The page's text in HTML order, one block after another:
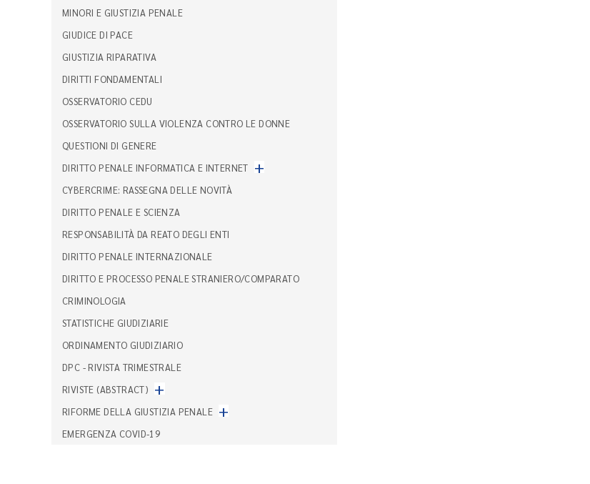
MINORI E GIUSTIZIA PENALE
GIUDICE DI PACE
GIUSTIZIA RIPARATIVA
DIRITTI FONDAMENTALI
OSSERVATORIO CEDU
OSSERVATORIO SULLA VIOLENZA CONTRO LE DONNE
QUESTIONI DI GENERE
DIRITTO PENALE INFORMATICA E INTERNET +
CYBERCRIME: RASSEGNA DELLE NOVITÀ
DIRITTO PENALE E SCIENZA
RESPONSABILITÀ DA REATO DEGLI ENTI
DIRITTO PENALE INTERNAZIONALE
DIRITTO E PROCESSO PENALE STRANIERO/COMPARATO
CRIMINOLOGIA
STATISTICHE GIUDIZIARIE
ORDINAMENTO GIUDIZIARIO
DPC - RIVISTA TRIMESTRALE
RIVISTE (ABSTRACT) +
RIFORME DELLA GIUSTIZIA PENALE +
EMERGENZA COVID-19